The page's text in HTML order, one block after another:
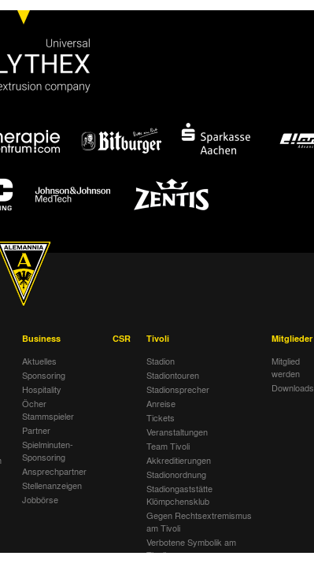
Business
Aktuelles
Sponsoring
Hospitality
Öcher
Stammspieler
Partner
Spielminuten-
Sponsoring
Ansprechpartner
Stellenanzeigen
Jobbörse
CSR
Tivoli
Stadion
Stadiontouren
Stadionsprecher
Anreise
Tickets
Veranstaltungen
Team Tivoli
Akkreditierungen
Stadionordnung
Stadiongaststätte
Klömpchensklub
Gegen Rechtsextremismus
am Tivoli
Verbotene Symbolik am
Tivoli
Mitglieder
Mitglied
werden
Downloads